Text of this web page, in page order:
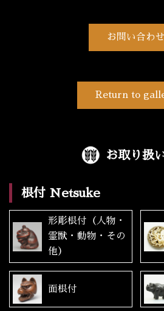
お問い合わせ
Return to
お取り扱
根付 Netsuke
形彫根付（人物・
霊獣・動物・その
他）
面根付